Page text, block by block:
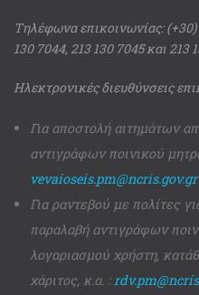
Τηλέφωνα επικοινωνίας: (+30)
130 7044, 213 130 7045 και 213
Ηλεκτρονικές διευθύνσεις
Για αποστολή αιτημάτων
αντιγράφων ποινικού
vevaioseis.pm@ncris.gov.gr
Για ραντεβού με πολίτες
παραλαβή αντιγράφων
λογαριασμού χρήστη,
χάριτος, κ.α. :